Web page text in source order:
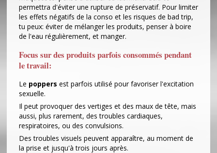
permettra d'éviter une rupture de préservatif. Pour limiter
les effets négatifs de la conso et les risques de bad trip,
tu peux: éviter de mélanger les produits, penser à boire
de l'eau régulièrement, et manger.
Focus sur des produits parfois consommés pendant
le travail:
Le poppers est parfois utilisé pour favoriser l'excitation
sexuelle.
Il peut provoquer des vertiges et des maux de tête, mais
aussi, plus rarement, des troubles cardiaques,
respiratoires, ou des convulsions.
Des troubles visuels peuvent apparaître, au moment de
la prise et jusqu'à trois jours après.